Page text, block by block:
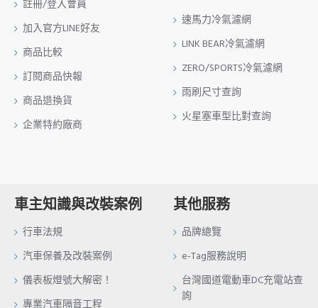
註冊/登入會員
加入官方LINE好友
商品比較
訂閱商品快報
商品退換貨
企業特約廠商
速馬力冷氣濾網
LINK BEAR冷氣濾網
ZERO/SPORTS冷氣濾網
雨刷尺寸查詢
火星塞車型比對查詢
車主知識與改裝案例
行車法規
汽車保養及改裝案例
儀表板燈號大解密！
專業汽車隔音工程
其他服務
品牌總覽
e-Tag服務說明
台灣國道電動車DC充電站查
詢